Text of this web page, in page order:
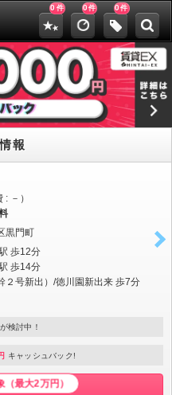
0 件 0件 0件
報
: －）
黒門町
歩12分
歩14分
２号新出）/徳川園新出来 歩7分
が検討中！
キャッシュバック!
（最大2万円）